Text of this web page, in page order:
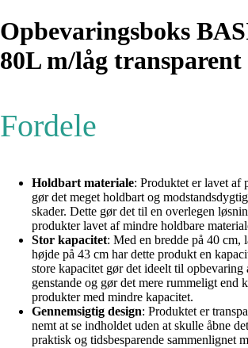
Opbevaringsboks
80L m/låg transparent
Fordele
Holdbart materiale: Produktet er lavet
gør det meget holdbart og
skader. Dette gør det til en overlegen
produkter lavet af mindre holdbare
Stor kapacitet: Med en bredde på 40 cm,
højde på 43 cm har dette produkt en
store kapacitet gør det ideelt til
genstande og gør det mere rummeligt end
produkter med mindre kapacitet.
Gennemsigtig design: Produktet er
nemt at se indholdet uden at skulle åbne
praktisk og tidsbesparende sammenlignet